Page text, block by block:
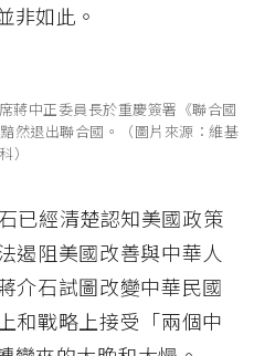
非如此。
蔣中正委員長於重慶簽署《聯合國
然退出聯合國。（圖片來源：維基
）
已經清楚認知美國政策
遏阻美國改善與中華人
介石試圖改變中華民國
和戰略上接受「兩個中